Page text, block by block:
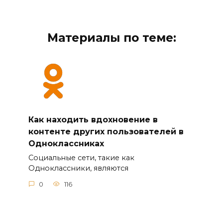
Материалы по теме:
Как находить вдохновение в
контенте других пользователей в
Одноклассниках
Социальные сети, такие как
Одноклассники, являются
0 116